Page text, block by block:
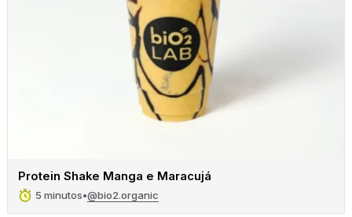
Protein Shake Manga e Maracujá
5 minutos•@bio2.organic